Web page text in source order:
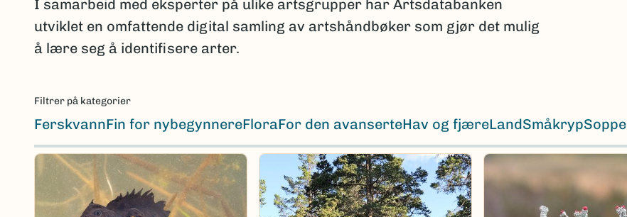
I samarbeid med eksperter på ulike artsgrupper har Artsdatabanken
utviklet en omfattende digital samling av artshåndbøker som gjør det mulig
å lære seg å identifisere arter.
Filtrer på kategorier
FerskvannFin for nybegynnereFloraFor den avanserteHav og fjæreLandSmåkryp